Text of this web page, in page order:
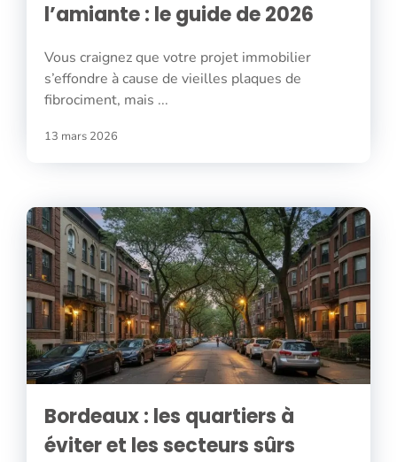
l’amiante : le guide de 2026
Vous craignez que votre projet immobilier
s’effondre à cause de vieilles plaques de
fibrociment, mais ...
13 mars 2026
Bordeaux : les quartiers à
éviter et les secteurs sûrs